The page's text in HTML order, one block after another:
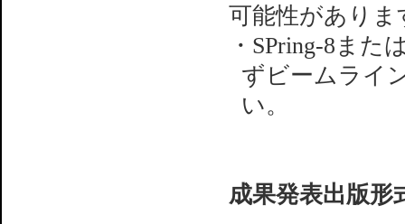
可能性がありま
・SPring-8ま
ずビームライ
い。
成果発表出版形